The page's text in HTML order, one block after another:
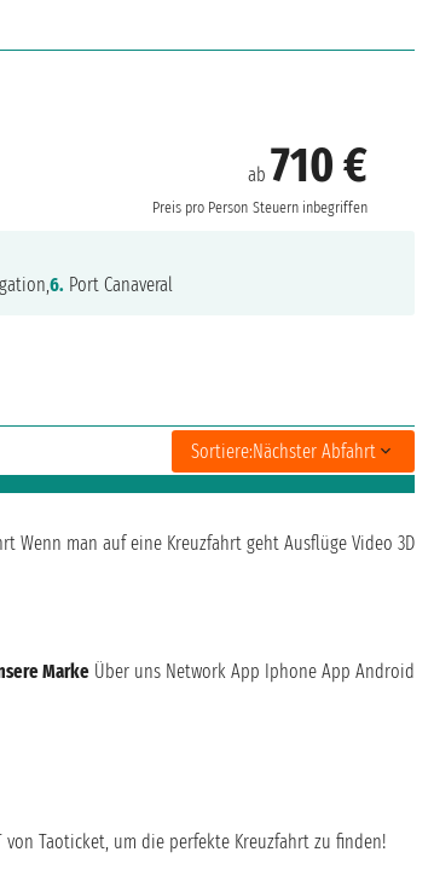
ab 710 €
Preis pro Person Steuern inbegriffen
6. Port Canaveral
Sortiere:Nächster Abfahrt
Wenn man auf eine Kreuzfahrt geht Ausflüge Video 3D
Marke Über uns Network App Iphone App Android
von Taoticket, um die perfekte Kreuzfahrt zu finden!